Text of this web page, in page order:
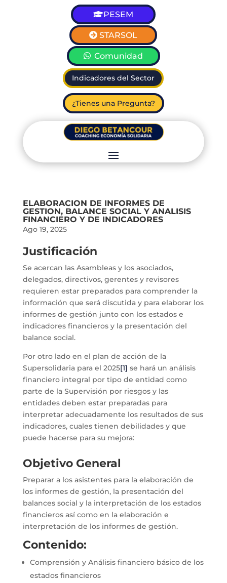
PESEM
STARSOL
Comunidad
Indicadores del Sector
¿Tienes una Pregunta?
ELABORACION DE INFORMES DE
GESTION, BALANCE SOCIAL Y ANALISIS
FINANCIERO Y DE INDICADORES
Ago 19, 2025
Justificación
Se acercan las Asambleas y los asociados,
delegados, directivos, gerentes y revisores
requieren estar preparados para comprender la
información que será discutida y para elaborar los
informes de gestión junto con los estados e
indicadores financieros y la presentación del
balance social.
Por otro lado en el plan de acción de la
Supersolidaria para el 2025[1] se hará un análisis
financiero integral por tipo de entidad como
parte de la Supervisión por riesgos y las
entidades deben estar preparadas para
interpretar adecuadamente los resultados de sus
indicadores, cuales tienen debilidades y que
puede hacerse para su mejora:
Objetivo General
Preparar a los asistentes para la elaboración de
los informes de gestión, la presentación del
balances social y la interpretación de los estados
financieros así como en la elaboración e
interpretación de los informes de gestión.
Contenido:
Comprensión y Análisis financiero básico de los
estados financieros